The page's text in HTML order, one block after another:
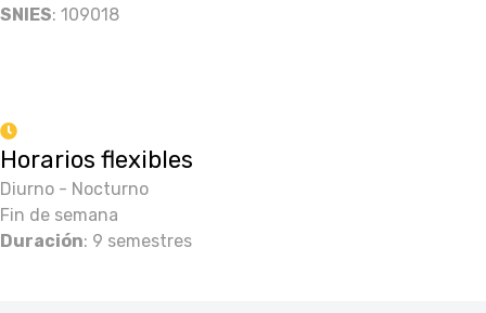
SNIES: 109018
Horarios flexibles
Diurno - Nocturno
Fin de semana
Duración: 9 semestres